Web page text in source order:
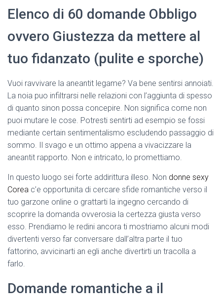
Elenco di 60 domande Obbligo
ovvero Giustezza da mettere al
tuo fidanzato (pulite e sporche)
Vuoi ravvivare la aneantit legame? Va bene sentirsi annoiati.
La noia puo infiltrarsi nelle relazioni con l’aggiunta di spesso
di quanto sinon possa concepire. Non significa come non
puoi mutare le cose. Potresti sentirti ad esempio se fossi
mediante certain sentimentalismo escludendo passaggio di
sommo. Il svago e un ottimo appena a vivacizzare la
aneantit rapporto. Non e intricato, lo promettiamo.
In questo luogo sei forte addirittura illeso. Non donne sexy
Corea c’e opportunita di cercare sfide romantiche verso il
tuo garzone online o grattarti la ingegno cercando di
scoprire la domanda ovverosia la certezza giusta verso
esso. Prendiamo le redini ancora ti mostriamo alcuni modi
divertenti verso far conversare dall’altra parte il tuo
fattorino, avvicinarti an egli anche divertirti un tracolla a
farlo.
Domande romantiche a il